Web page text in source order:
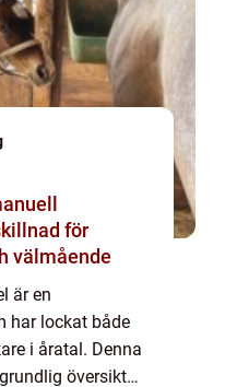
för
välmående
är en
har lockat både
i åratal. Denna
översikt